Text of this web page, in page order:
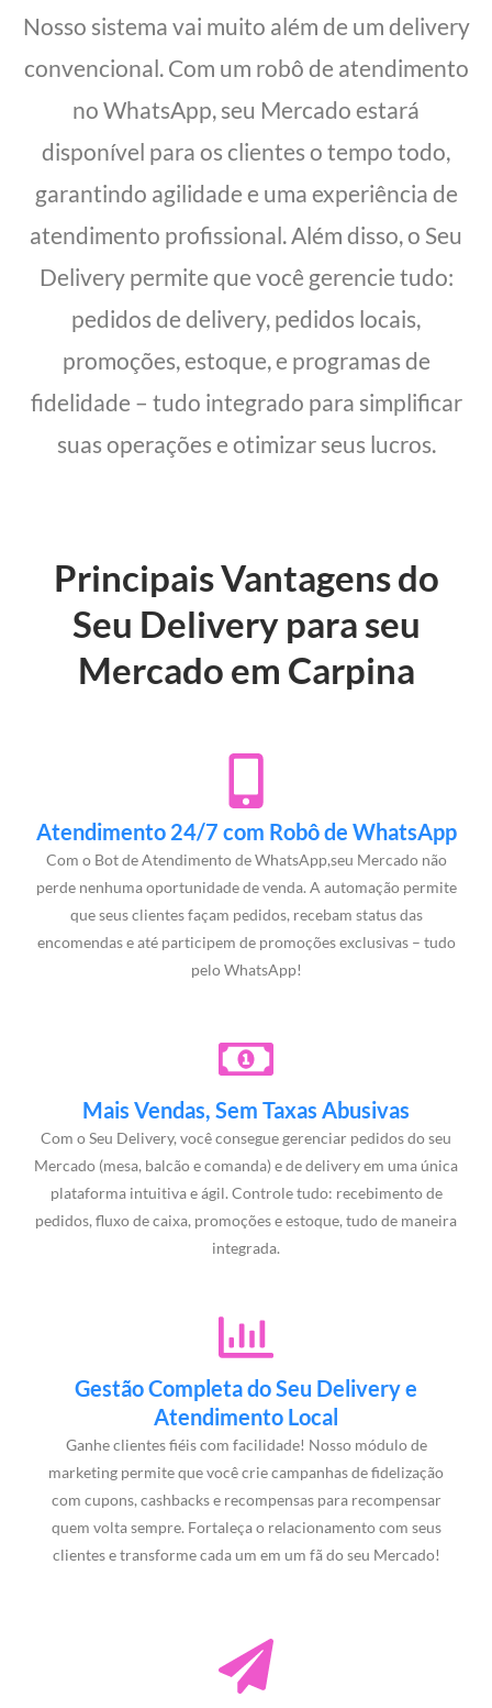
Nosso sistema vai muito além de um delivery
convencional. Com um robô de atendimento
no WhatsApp, seu Mercado estará
disponível para os clientes o tempo todo,
garantindo agilidade e uma experiência de
atendimento profissional. Além disso, o Seu
Delivery permite que você gerencie tudo:
pedidos de delivery, pedidos locais,
promoções, estoque, e programas de
fidelidade – tudo integrado para simplificar
suas operações e otimizar seus lucros.
Principais Vantagens do
Seu Delivery para seu
Mercado em Carpina
Atendimento 24/7 com Robô de WhatsApp
Com o Bot de Atendimento de WhatsApp,seu Mercado não
perde nenhuma oportunidade de venda. A automação permite
que seus clientes façam pedidos, recebam status das
encomendas e até participem de promoções exclusivas – tudo
pelo WhatsApp!
Mais Vendas, Sem Taxas Abusivas
Com o Seu Delivery, você consegue gerenciar pedidos do seu
Mercado (mesa, balcão e comanda) e de delivery em uma única
plataforma intuitiva e ágil. Controle tudo: recebimento de
pedidos, fluxo de caixa, promoções e estoque, tudo de maneira
integrada.
Gestão Completa do Seu Delivery e
Atendimento Local
Ganhe clientes fiéis com facilidade! Nosso módulo de
marketing permite que você crie campanhas de fidelização
com cupons, cashbacks e recompensas para recompensar
quem volta sempre. Fortaleça o relacionamento com seus
clientes e transforme cada um em um fã do seu Mercado!